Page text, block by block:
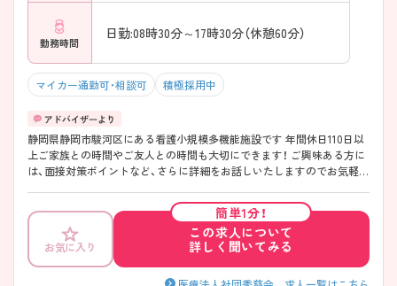
勤務時間
日勤:08時30分～17時30分（休憩60分）
マイカー通勤可・相談可 積極採用中
静岡県静岡市駿河区にある看護小規模多機能施設です 年間休日110日以
上ご家族との時間やご友人との時間も大切にできます！ ご興味ある方に
は、面接対策ポイントなど、さらに詳細をお話しいたしますのでお気軽に
お気に入り
簡単1分！
この求人について
詳しく聞いてみる